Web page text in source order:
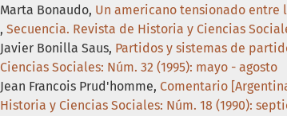
Marta Bonaudo, Un americano tensionado entre
, Secuencia. Revista de Historia y Ciencias
Javier Bonilla Saus, Partidos y sistemas de
Ciencias Sociales: Núm. 32 (1995): mayo - agosto
Jean Francois Prud'homme, Comentario
Historia y Ciencias Sociales: Núm. 18 (1990):